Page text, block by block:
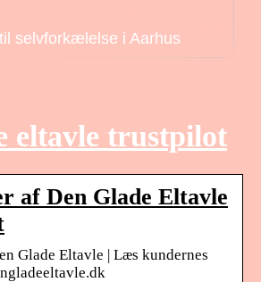
selvforkælelse i Aarhus
eltavle trustpilot
af Den Glade Eltavle
Glade Eltavle | Læs kundernes